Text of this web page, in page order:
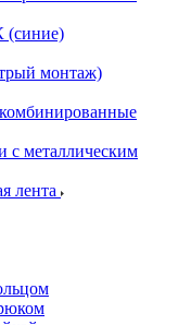
(синие)
монтаж)
с металлическим
лента